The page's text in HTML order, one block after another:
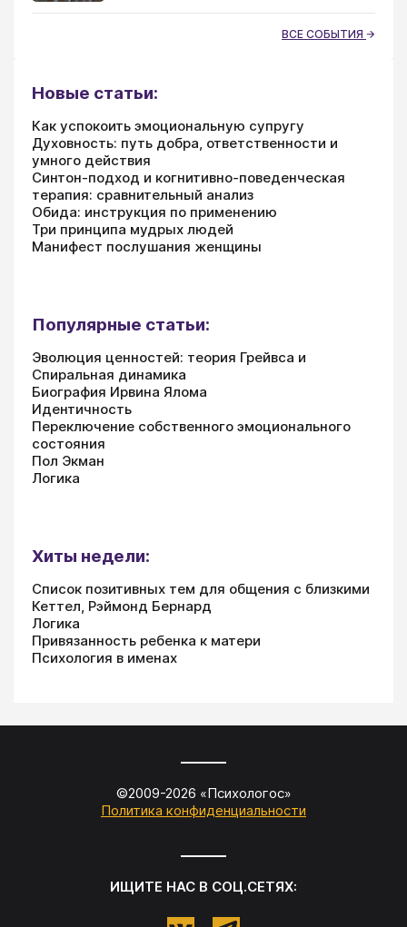
ВСЕ СОБЫТИЯ
Новые статьи:
Как успокоить эмоциональную супругу
Духовность: путь добра, ответственности и
умного действия
Синтон-подход и когнитивно-поведенческая
терапия: сравнительный анализ
Обида: инструкция по применению
Три принципа мудрых людей
Манифест послушания женщины
Популярные статьи:
Эволюция ценностей: теория Грейвса и
Спиральная динамика
Биография Ирвина Ялома
Идентичность
Переключение собственного эмоционального
состояния
Пол Экман
Логика
Хиты недели:
Список позитивных тем для общения с близкими
Кеттел, Рэймонд Бернард
Логика
Привязанность ребенка к матери
Психология в именах
©2009-2026 «Психологос»
Политика конфиденциальности
ИЩИТЕ НАС В СОЦ.СЕТЯХ: